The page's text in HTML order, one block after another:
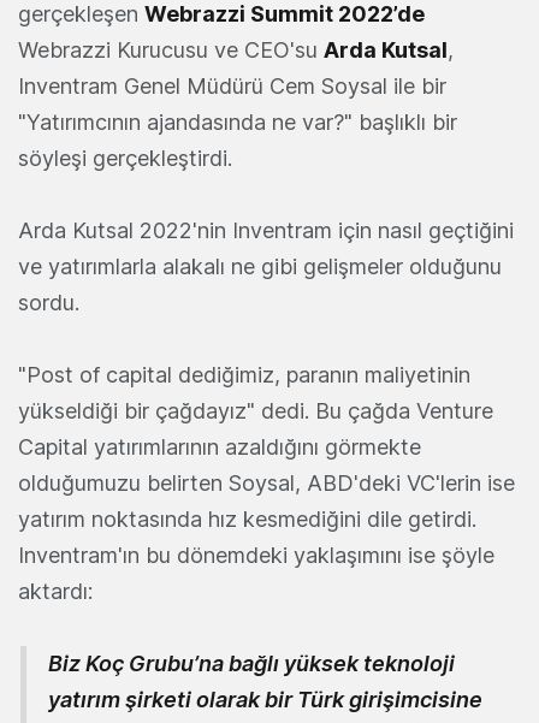
gerçekleşen Webrazzi Summit 2022’de
Webrazzi Kurucusu ve CEO'su Arda Kutsal,
Inventram Genel Müdürü Cem Soysal ile bir
"Yatırımcının ajandasında ne var?" başlıklı bir
söyleşi gerçekleştirdi.
Arda Kutsal 2022'nin Inventram için nasıl geçtiğini
ve yatırımlarla alakalı ne gibi gelişmeler olduğunu
sordu.
"Post of capital dediğimiz, paranın maliyetinin
yükseldiği bir çağdayız" dedi. Bu çağda Venture
Capital yatırımlarının azaldığını görmekte
olduğumuzu belirten Soysal, ABD'deki VC'lerin ise
yatırım noktasında hız kesmediğini dile getirdi.
Inventram'ın bu dönemdeki yaklaşımını ise şöyle
aktardı:
Biz Koç Grubu’na bağlı yüksek teknoloji
yatırım şirketi olarak bir Türk girişimcisine